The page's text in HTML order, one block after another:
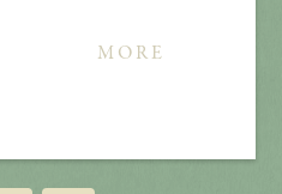
MORE